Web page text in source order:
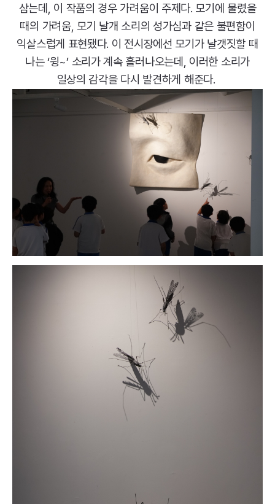
삼는데, 이 작품의 경우 가려움이 주제다. 모기에 물렸을
때의 가려움, 모기 날개 소리의 성가심과 같은 불편함이
익살스럽게 표현됐다. 이 전시장에선 모기가 날갯짓할 때
나는 ‘윙~’ 소리가 계속 흘러나오는데, 이러한 소리가
일상의 감각을 다시 발견하게 해준다.